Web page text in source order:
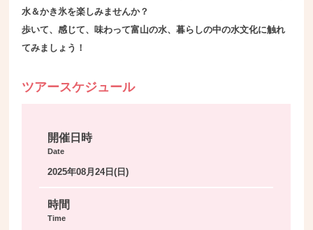
水＆かき氷を楽しみませんか？
歩いて、感じて、味わって富山の水、暮らしの中の水文化に触れ
てみましょう！
ツアースケジュール
開催日時
Date
2025年08月24日(日)
時間
Time